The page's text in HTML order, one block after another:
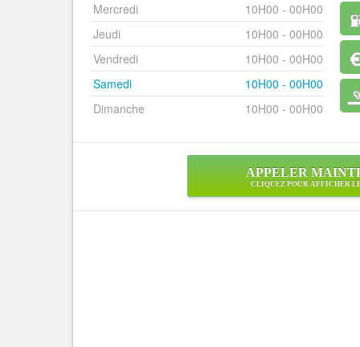
Mercredi
10H00 - 00H00
Jeudi
10H00 - 00H00
Vendredi
10H00 - 00H00
Samedi
10H00 - 00H00
Dimanche
10H00 - 00H00
APPELER
CLIQUEZ POUR AFFICHER